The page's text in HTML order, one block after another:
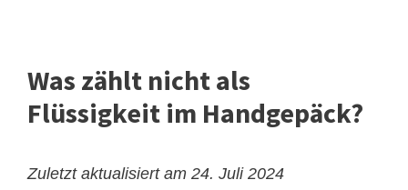
Was zählt nicht als
Flüssigkeit im Handgepäck?
Zuletzt aktualisiert am 24. Juli 2024